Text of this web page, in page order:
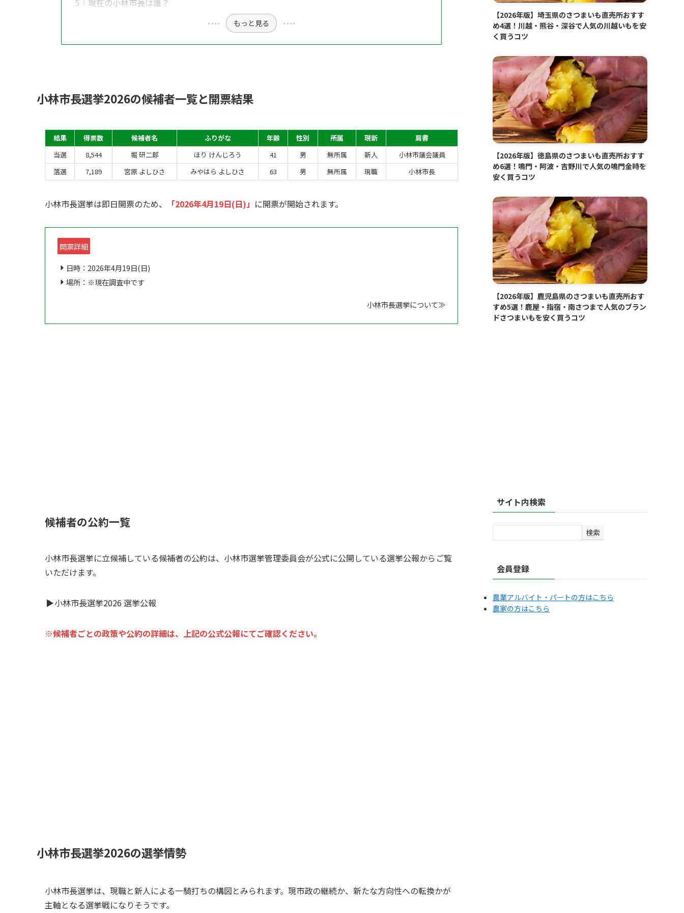
もっと見る
小林市長選挙2026の候補者一覧と開票結果
結果 得票数 候補者名 ふりがな 年齢 性別 所属 現新
肩書
当選
8,544 堀 研二郎 ほり けんじろう 41 男 無所属 新人
小林市議会議員
落選
7,189 宮原 よしひさ みやはら よしひさ 63 男 無所属 現職 小林市長
小林市長選挙は即日開票のため、 「2026年4月19日(日)」 に開票が開始されます。
開票詳細
日時：2026年4月19日(日)
場所：※現在調査中です
小林市長選挙について≫
候補者の公約一覧
小林市長選挙に立候補している候補者の公約は、小林市選挙管理委員会が公式に公開している選挙公報からご覧
いただけます。
▶小林市長選挙2026 選挙公報
※候補者ごとの政策や公約の詳細は、上記の公式公報にてご確認ください。
小林市長選挙2026の選挙情勢
小林市長選挙は、現職と新人による一騎打ちの構図とみられます。現市政の継続か、新たな方向性への転換かが
主軸となる選挙戦になりそうです。
【2026年版】埼玉県のさつまいも直売所おすす
め4選！川越・熊谷・深谷で人気の川越いもを安
く買うコツ
【2026年版】徳島県のさつまいも直売所おすす
め6選！鳴門・阿波・吉野川で人気の鳴門金時を
安く買うコツ
【2026年版】鹿児島県のさつまいも直売所おす
すめ5選！鹿屋・指宿・南さつまで人気のブラン
ドさつまいもを安く買うコツ
サイト内検索
索
検索
会員登録
農業アルバイト・パートの方はこちら
農家の方はこちら